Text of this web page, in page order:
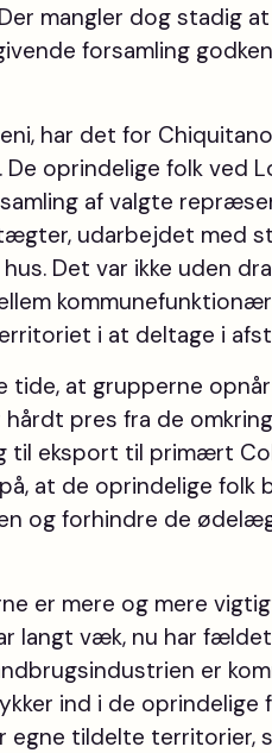
mangler dog stadig
forsamling
har det for
oprindelige folk ved
af valgte
udarbejdet med
Det var ikke uden
i at deltage i
tide, at grupperne
pres fra de
eksport til primært
at de oprindelige folk
og forhindre de
er mere og mere
langt væk, nu har
er
ind i de
tildelte territorier,